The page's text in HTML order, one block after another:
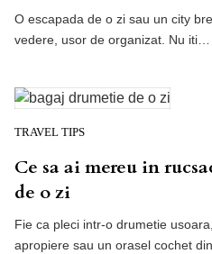
O escapada de o zi sau un city
vedere, usor de organizat. Nu iti…
TRAVEL TIPS
Ce sa ai mereu in
de o zi
Fie ca pleci intr-o drumetie
apropiere sau un orasel cochet